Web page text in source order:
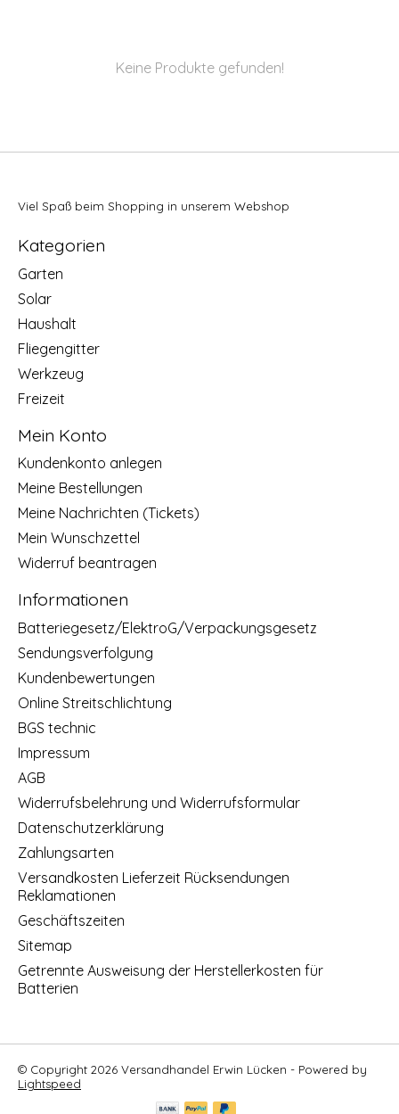
Keine Produkte gefunden!
Viel Spaß beim Shopping in unserem Webshop
Kategorien
Garten
Solar
Haushalt
Fliegengitter
Werkzeug
Freizeit
Mein Konto
Kundenkonto anlegen
Meine Bestellungen
Meine Nachrichten (Tickets)
Mein Wunschzettel
Widerruf beantragen
Informationen
Batteriegesetz/ElektroG/Verpackungsgesetz
Sendungsverfolgung
Kundenbewertungen
Online Streitschlichtung
BGS technic
Impressum
AGB
Widerrufsbelehrung und Widerrufsformular
Datenschutzerklärung
Zahlungsarten
Versandkosten Lieferzeit Rücksendungen
Reklamationen
Geschäftszeiten
Sitemap
Getrennte Ausweisung der Herstellerkosten für
Batterien
© Copyright 2026 Versandhandel Erwin Lücken - Powered by
Lightspeed